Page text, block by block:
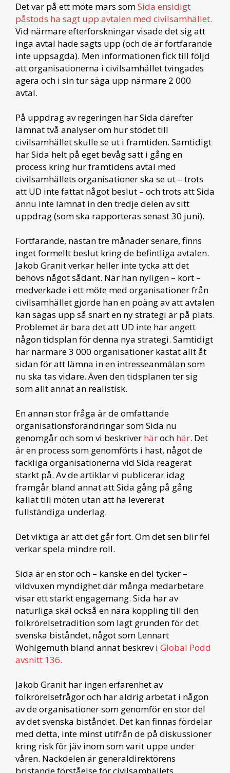
Det var på ett möte mars somSida ensidigt
påstods ha sagt upp avtalen med civilsamhället.
Vid närmare efterforskningar visade det sig att
inga avtal hade sagts upp (och de är fortfarande
inte uppsagda). Men informationen fick till följd
att organisationerna i civilsamhället tvingades
agera och i sin tur säga upp närmare 2 000
avtal.
På uppdrag av regeringen har Sida därefter
lämnat två analyser om hur stödet till
civilsamhället skulle se ut i framtiden. Samtidigt
har Sida helt på eget bevåg satt i gång en
process kring hur framtidens avtal med
civilsamhällets organisationer ska se ut – trots
att UD inte fattat något beslut – och trots att Sida
ännu inte lämnat in den tredje delen av sitt
uppdrag (som ska rapporteras senast 30 juni).
Fortfarande, nästan tre månader senare, finns
inget formellt beslut kring de befintliga avtalen.
Jakob Granit verkar heller inte tycka att det
behövs något sådant. När han nyligen – kort –
medverkade i ett möte med organisationer från
civilsamhället gjorde han en poäng av att avtalen
kan sägas upp så snart en ny strategi är på plats.
Problemet är bara det att UD inte har angett
någon tidsplan för denna nya strategi. Samtidigt
har närmare 3 000 organisationer kastat allt åt
sidan för att lämna in en intresseanmälan som
nu ska tas vidare. Även den tidsplanen ter sig
som allt annat än realistisk.
En annan stor fråga är de omfattande
organisationsförändringar som Sida nu
genomgår och som vi beskriver häroch här. Det
är en process som genomförts i hast, något de
fackliga organisationerna vid Sida reagerat
starkt på. Av de artiklar vi publicerar idag
framgår bland annat att Sida gång på gång
kallat till möten utan att ha levererat
fullständiga underlag.
Det viktiga är att det går fort. Om det sen blir fel
verkar spela mindre roll.
Sida är en stor och – kanske en del tycker –
vildvuxen myndighet där många medarbetare
visar ett starkt engagemang. Sida har av
naturliga skäl också en nära koppling till den
folkrörelsetradition som lagt grunden för det
svenska biståndet, något som Lennart
Wohlgemuth bland annat beskrev i Global Podd
avsnitt 136.
Jakob Granit har ingen erfarenhet av
folkrörelsefrågor och har aldrig arbetat i någon
av de organisationer som genomför en stor del
av det svenska biståndet. Det kan finnas fördelar
med detta, inte minst utifrån de på diskussioner
kring risk för jäv inom som varit uppe under
våren. Nackdelen är generaldirektörens